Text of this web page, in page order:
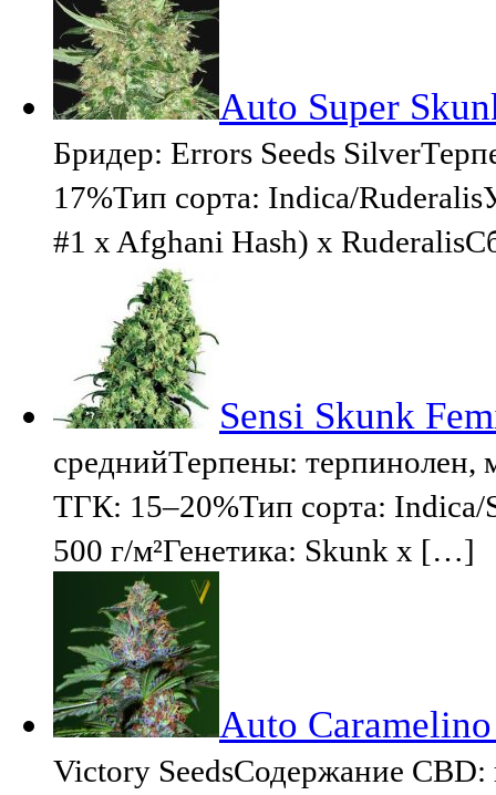
Auto Super
Бридер: Errors Seeds
17%Тип сорта: Indica/
#1 x Afghani Hash) x
Sensi Skunk
среднийТерпены:
ТГК: 15–20%Тип сорта:
500 г/м²Генетика: Skunk x […]
Auto
Victory SeedsСодержание